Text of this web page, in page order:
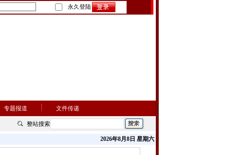
永久登陆
专题报道 文件传递
整站搜索
2026年8月8日 星期六